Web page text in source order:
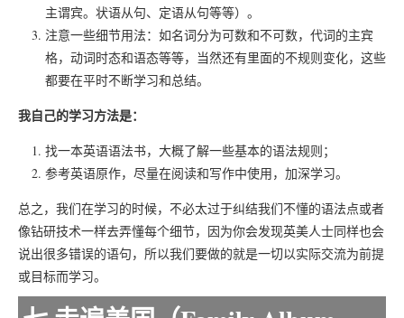
主谓宾。状语从句、定语从句等等）。
注意一些细节用法：如名词分为可数和不可数，代词的主宾
格，动词时态和语态等等，当然还有里面的不规则变化，这些
都要在平时不断学习和总结。
我自己的学习方法是：
找一本英语语法书，大概了解一些基本的语法规则；
参考英语原作，尽量在阅读和写作中使用，加深学习。
总之，我们在学习的时候，不必太过于纠结我们不懂的语法点或者
像钻研技术一样去弄懂每个细节，因为你会发现英美人士同样也会
说出很多错误的语句，所以我们要做的就是一切以实际交流为前提
或目标而学习。